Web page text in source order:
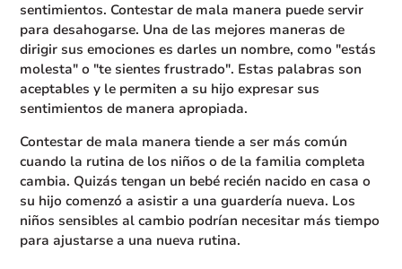
sentimientos. Contestar de mala manera puede servir
para desahogarse. Una de las mejores maneras de
dirigir sus emociones es darles un nombre, como "estás
molesta" o "te sientes frustrado". Estas palabras son
aceptables y le permiten a su hijo expresar sus
sentimientos de manera apropiada.
Contestar de mala manera tiende a ser más común
cuando la rutina de los niños o de la familia completa
cambia. Quizás tengan un bebé recién nacido en casa o
su hijo comenzó a asistir a una guardería nueva. Los
niños sensibles al cambio podrían necesitar más tiempo
para ajustarse a una nueva rutina.